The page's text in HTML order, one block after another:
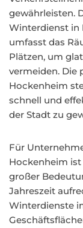
gewährleisten.
Winterdienst in
umfasst das
Plätzen, um
vermeiden. Die
Hockenheim
schnell und
der Stadt zu
Für
Hockenheim ist
großer
Jahreszeit
Winterdienste